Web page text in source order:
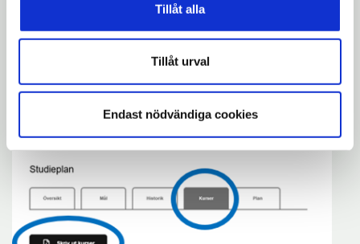
Tillåt alla
Tillåt urval
Endast nödvändiga cookies